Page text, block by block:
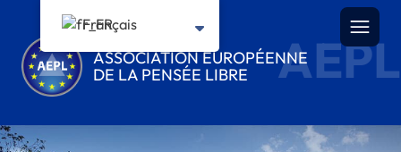
ASSOCIATION EUROPÉENNE
DE LA PENSÉE LIBRE
AEPL
Français